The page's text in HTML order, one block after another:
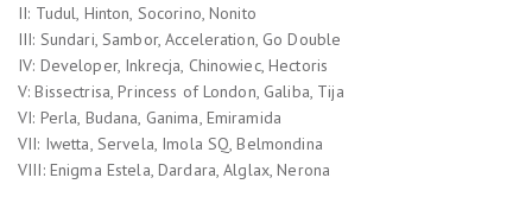
II: Tudul, Hinton, Socorino, Nonito
III: Sundari, Sambor, Acceleration, Go Double
IV: Developer, Inkrecja, Chinowiec, Hectoris
V: Bissectrisa, Princess of London, Galiba, Tija
VI: Perla, Budana, Ganima, Emiramida
VII: Iwetta, Servela, Imola SQ, Belmondina
VIII: Enigma Estela, Dardara, Alglax, Nerona